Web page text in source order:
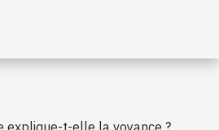
explique-t-elle la voyance ?